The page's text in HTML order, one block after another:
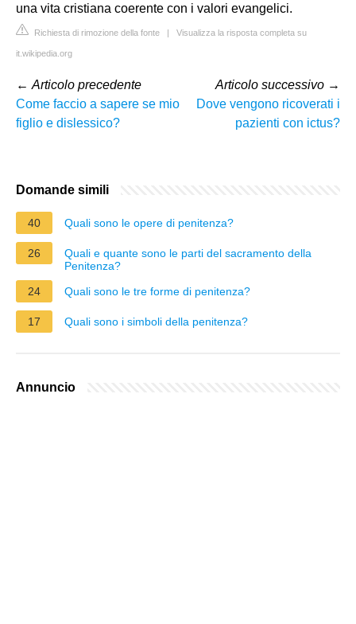
una vita cristiana coerente con i valori evangelici.
Richiesta di rimozione della fonte | Visualizza la risposta completa su
it.wikipedia.org
← Articolo precedente
Come faccio a sapere se mio
figlio e dislessico?
Articolo successivo →
Dove vengono ricoverati i
pazienti con ictus?
Domande simili
40 Quali sono le opere di penitenza?
26
Quali e quante sono le parti del sacramento della
Penitenza?
24
Quali sono le tre forme di penitenza?
17 Quali sono i simboli della penitenza?
Annuncio